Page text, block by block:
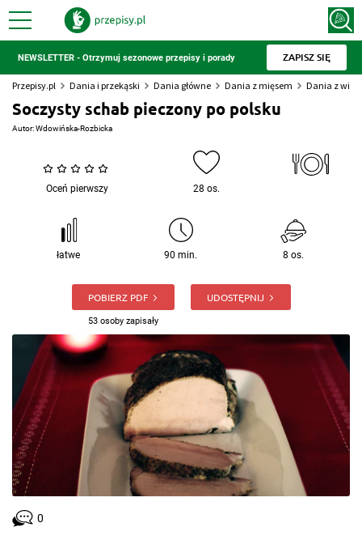
NEWSLETTER - Otrzymuj sezonowe przepisy i porady ZAPISZ SIĘ
Przepisy.pl Dania i przekąski Dania główne Dania z mięsem Dania z
Soczysty schab pieczony po polsku
Autor:Wdowińska-Rozbicka
Oceń pierwszy 28 os.
łatwe 90 min. 8 os.
POBIERZ PDF
53 osoby zapisały
UDOSTĘPNIJ
0